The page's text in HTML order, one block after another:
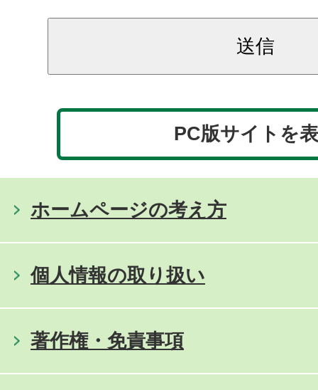
PC版サイトを
ホームページの考え方
個人情報の取り扱い
著作権・免責事項